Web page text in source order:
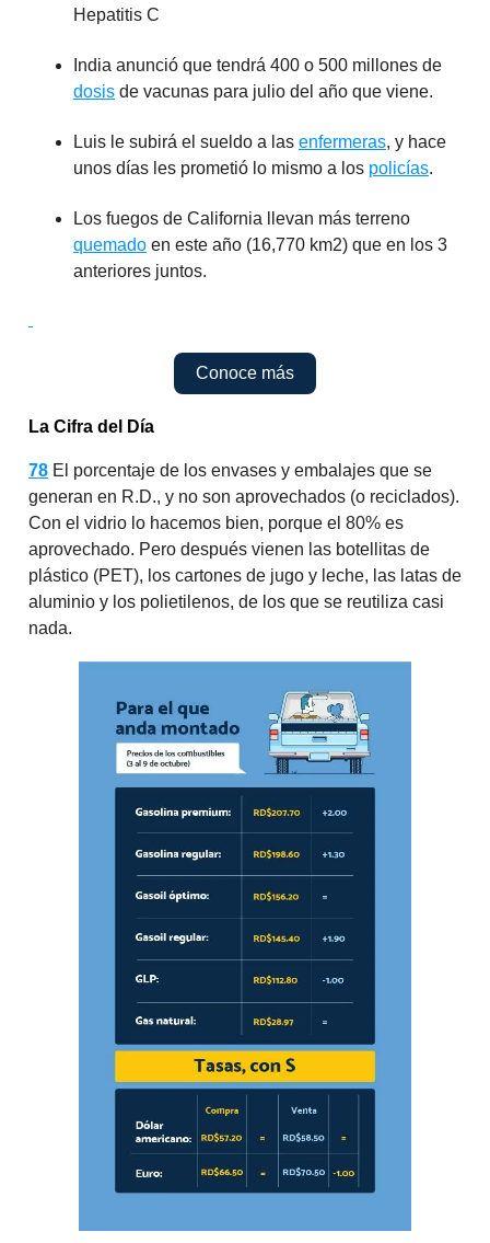
Hepatitis C
India anunció que tendrá 400 o 500 millones de
dosis de vacunas para julio del año que viene.
Luis le subirá el sueldo a las enfermeras, y hace
unos días les prometió lo mismo a los policías.
Los fuegos de California llevan más terreno
quemado en este año (16,770 km2) que en los 3
anteriores juntos.
Conoce más
La Cifra del Día
78 El porcentaje de los envases y embalajes que se
generan en R.D., y no son aprovechados (o reciclados).
Con el vidrio lo hacemos bien, porque el 80% es
aprovechado. Pero después vienen las botellitas de
plástico (PET), los cartones de jugo y leche, las latas de
aluminio y los polietilenos, de los que se reutiliza casi
nada.